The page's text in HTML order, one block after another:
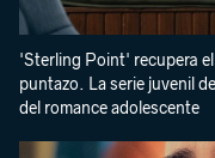
'Sterling Point' recupera
puntazo. La serie juvenil
del romance adolescente